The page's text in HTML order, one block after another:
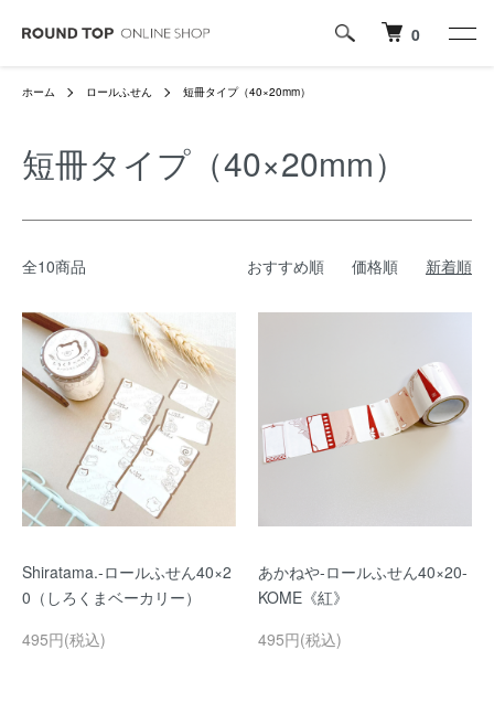
0
ホーム ロールふせん 短冊タイプ（40×20mm）
短冊タイプ（40×20mm）
全10商品 おすすめ順 価格順 新着順
Shiratama.-ロールふせん40×2
0（しろくまベーカリー）
495円(税込)
あかねや-ロールふせん40×20-
KOME《紅》
495円(税込)